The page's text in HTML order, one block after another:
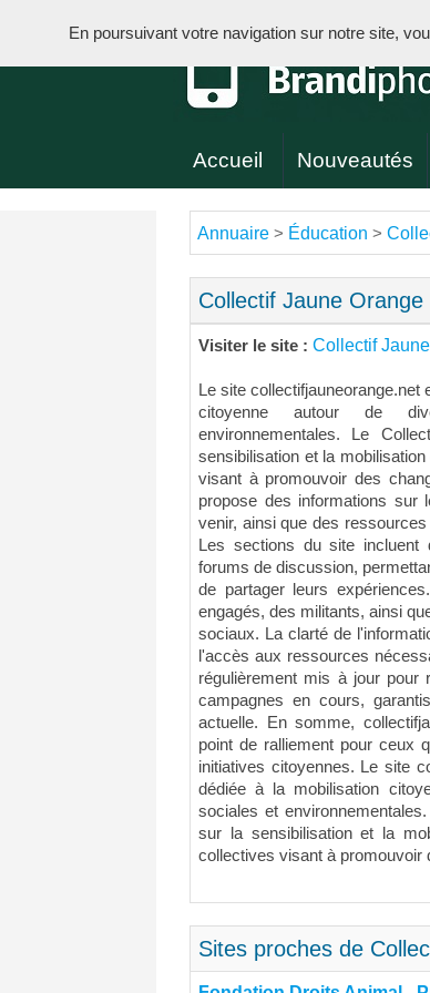
Accueil Nouveautés
Annuaire > Éducation >
Collectif Jaune
Visiter le site : Collectif
Le site collectifjauneorange.net
citoyenne autour de
environnementales. Le
sensibilisation et la
visant à promouvoir des
propose des informations
venir, ainsi que des
Les sections du site incluent
forums de discussion,
de partager leurs
engagés, des militants, ainsi
sociaux. La clarté de
l'accès aux ressources
régulièrement mis à jour pour
campagnes en cours,
actuelle. En somme,
point de ralliement pour ceux
initiatives citoyennes. Le site
dédiée à la mobilisation
sociales et
sur la sensibilisation et la
collectives visant à promouvoir
Sites proches de
En poursuivant votre navigation sur notre site,